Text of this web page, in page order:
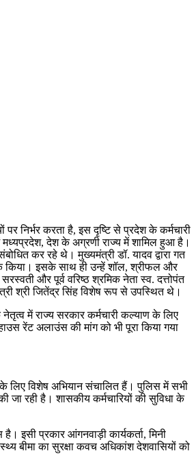
निर्भर करता है, इस दृष्टि से प्रदेश के कर्मचारी
मध्यप्रदेश, देश के अग्रणी राज्य में शामिल हुआ है।
कर रहे थे। मुख्यमंत्री डॉ. यादव द्वारा गत
किया। इसके साथ ही उन्हें शॉल, श्रीफल और
और पूर्व वरिष्ठ श्रमिक नेता स्व. दत्तोपंत
श्री जितेंद्र सिंह विशेष रूप से उपस्थित थे।
में राज्य सरकार कर्मचारी कल्याण के लिए
रेंट अलाउंस की मांग को भी पूरा किया गया
के लिए विशेष अभियान संचालित हैं। पुलिस में सभी
जा रही है। शासकीय कर्मचारियों की सुविधा के
इसी प्रकार आंगनवाड़ी कार्यकर्ता, मिनी
बीमा का सुरक्षा कवच अधिकांश देशवासियों को